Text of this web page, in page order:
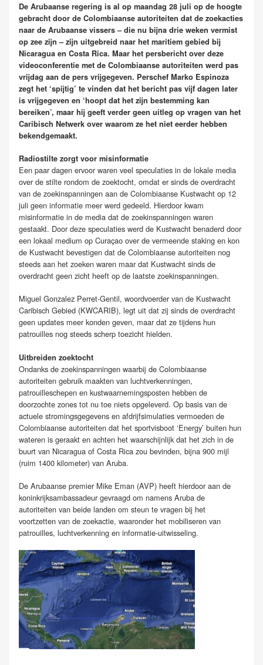
De Arubaanse regering is al op maandag 28 juli op de hoogte
gebracht door de Colombiaanse autoriteiten dat de zoekacties
naar de Arubaanse vissers – die nu bijna drie weken vermist
op zee zijn – zijn uitgebreid naar het maritiem gebied bij
Nicaragua en Costa Rica. Maar het persbericht over deze
videoconferentie met de Colombiaanse autoriteiten werd pas
vrijdag aan de pers vrijgegeven. Perschef Marko Espinoza
zegt het ‘spijtig’ te vinden dat het bericht pas vijf dagen later
is vrijgegeven en ‘hoopt dat het zijn bestemming kan
bereiken’, maar hij geeft verder geen uitleg op vragen van het
Caribisch Netwerk over waarom ze het niet eerder hebben
bekendgemaakt.
Radiostilte zorgt voor misinformatie
Een paar dagen ervoor waren veel speculaties in de lokale media
over de stilte rondom de zoektocht, omdat er sinds de overdracht
van de zoekinspanningen aan de Colombiaanse Kustwacht op 12
juli geen informatie meer werd gedeeld. Hierdoor kwam
misinformatie in de media dat de zoekinspanningen waren
gestaakt. Door deze speculaties werd de Kustwacht benaderd door
een lokaal medium op Curaçao over de vermeende staking en kon
de Kustwacht bevestigen dat de Colombiaanse autoriteiten nog
steeds aan het zoeken waren maar dat Kustwacht sinds de
overdracht geen zicht heeft op de laatste zoekinspanningen.
Miguel Gonzalez Perret-Gentil, woordvoerder van de Kustwacht
Caribisch Gebied (KWCARIB), legt uit dat zij sinds de overdracht
geen updates meer konden geven, maar dat ze tijdens hun
patrouilles nog steeds scherp toezicht hielden.
Uitbreiden zoektocht
Ondanks de zoekinspanningen waarbij de Colombiaanse
autoriteiten gebruik maakten van luchtverkenningen,
patrouilleschepen en kustwaarnemingsposten hebben de
doorzochte zones tot nu toe niets opgeleverd. Op basis van de
actuele stromingsgegevens en afdrijfsimulaties vermoeden de
Colombiaanse autoriteiten dat het sportvisboot ‘Energy’ buiten hun
wateren is geraakt en achten het waarschijnlijk dat het zich in de
buurt van Nicaragua of Costa Rica zou bevinden, bijna 900 mijl
(ruim 1400 kilometer) van Aruba.
De Arubaanse premier Mike Eman (AVP) heeft hierdoor aan de
koninkrijksambassadeur gevraagd om namens Aruba de
autoriteiten van beide landen om steun te vragen bij het
voortzetten van de zoekactie, waaronder het mobiliseren van
patrouilles, luchtverkenning en informatie-uitwisseling.